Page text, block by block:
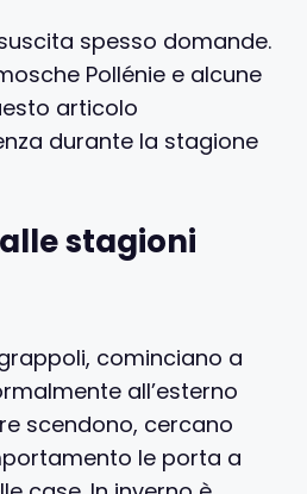
spesso domande.
Pollénie e alcune
articolo
durante la stagione
stagioni
cominciano a
all’esterno
scendono, cercano
le porta a